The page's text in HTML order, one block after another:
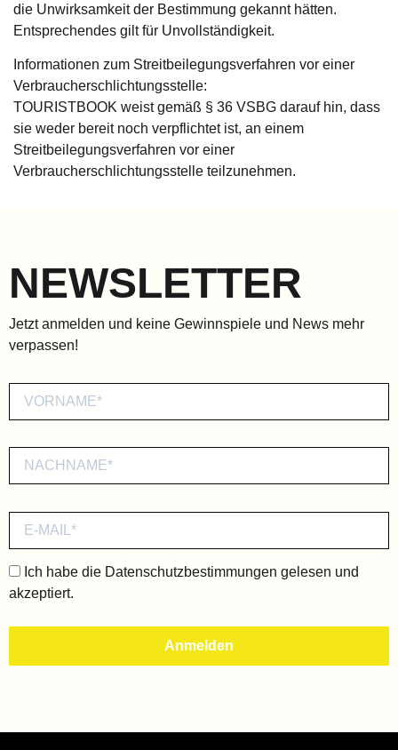
die Unwirksamkeit der Bestimmung gekannt hätten.
Entsprechendes gilt für Unvollständigkeit.
Informationen zum Streitbeilegungsverfahren vor einer
Verbraucherschlichtungsstelle:
TOURISTBOOK weist gemäß § 36 VSBG darauf hin, dass
sie weder bereit noch verpflichtet ist, an einem
Streitbeilegungsverfahren vor einer
Verbraucherschlichtungsstelle teilzunehmen.
NEWSLETTER
Jetzt anmelden und keine Gewinnspiele und News mehr
verpassen!
Ich habe die Datenschutzbestimmungen gelesen und
akzeptiert.